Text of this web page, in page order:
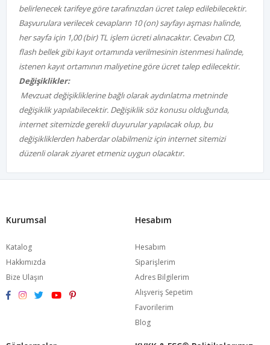
belirlenecek tarifeye göre tarafınızdan ücret talep edilebilecektir.
Başvurulara verilecek cevapların 10 (on) sayfayı aşması halinde,
her sayfa için 1,00 (bir) TL işlem ücreti alınacaktır. Cevabın CD,
flash bellek gibi kayıt ortamında verilmesinin istenmesi halinde,
istenen kayıt ortamının maliyetine göre ücret talep edilecektir.
Değişiklikler:
Mevzuat değişikliklerine bağlı olarak aydınlatma metninde
değişiklik yapılabilecektir. Değişiklik söz konusu olduğunda,
internet sitemizde gerekli duyurular yapılacak olup, bu
değişikliklerden haberdar olabilmeniz için internet sitemizi
düzenli olarak ziyaret etmeniz uygun olacaktır.
Kurumsal
Katalog
Hakkımızda
Bize Ulaşın
Hesabım
Hesabım
Siparişlerim
Adres Bilgilerim
Alışveriş Sepetim
Favorilerim
Blog